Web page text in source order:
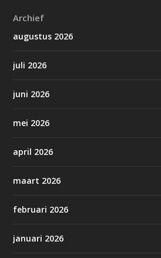
Archief
augustus 2026
juli 2026
juni 2026
mei 2026
april 2026
maart 2026
februari 2026
januari 2026